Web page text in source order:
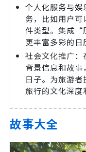
个人化服务与
务，比如用户
件类型。集成“
更丰富多彩的日
社会文化推广
背景信息和故
日子。为旅游
旅行的文化深度
故事大全